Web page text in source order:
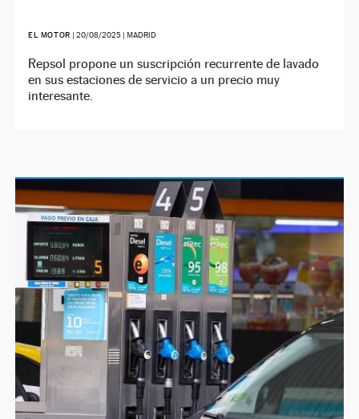
EL MOTOR | 20/08/2025| MADRID
Repsol propone un suscripción recurrente de lavado
en sus estaciones de servicio a un precio muy
interesante.